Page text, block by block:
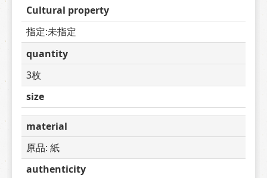
Cultural property
指定:未指定
quantity
3枚
size
material
原品: 紙
authenticity